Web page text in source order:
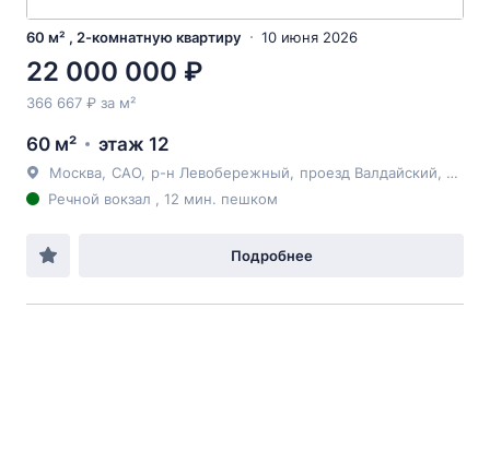
60 м² , 2-комнатную квартиру 10 июня 2026
22 000 000 ₽
366 667 ₽ за м²
60 м² этаж 12
Москва САО р-н Левобережный проезд Валдайский
Речной вокзал , 12 мин. пешком
Подробнее